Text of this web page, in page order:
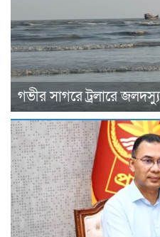
গভীর সাগরে ট্রলারে